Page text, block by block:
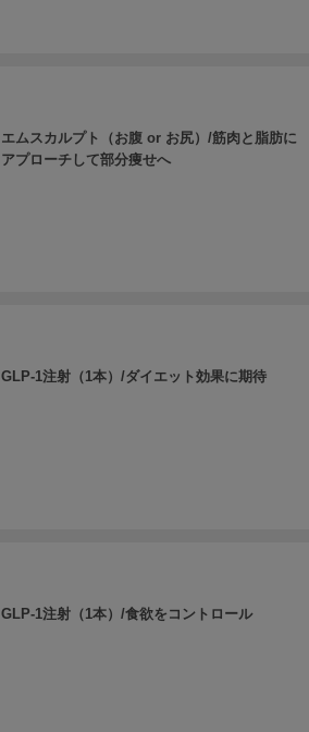
エムスカルプト（お腹 or お尻）/筋肉と脂肪に
アプローチして部分痩せへ
GLP-1注射（1本）/ダイエット効果に期待
GLP-1注射（1本）/食欲をコントロール